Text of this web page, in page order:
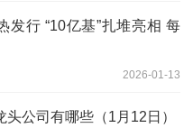
发行 “10亿基”扎堆亮相 每
2026-01-13
头公司有哪些（1月12日）